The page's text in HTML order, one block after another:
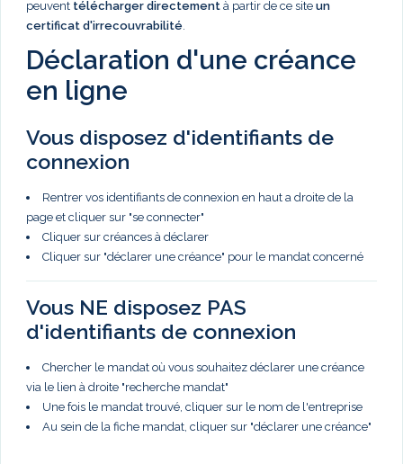
peuvent télécharger directement à partir de ce site un
certificat d'irrecouvrabilité.
Déclaration d'une créance
en ligne
Vous disposez d'identifiants de
connexion
Rentrer vos identifiants de connexion en haut a droite de la
page et cliquer sur "se connecter"
Cliquer sur créances à déclarer
Cliquer sur "déclarer une créance" pour le mandat concerné
Vous NE disposez PAS
d'identifiants de connexion
Chercher le mandat où vous souhaitez déclarer une créance
via le lien à droite "recherche mandat"
Une fois le mandat trouvé, cliquer sur le nom de l'entreprise
Au sein de la fiche mandat, cliquer sur "déclarer une créance"